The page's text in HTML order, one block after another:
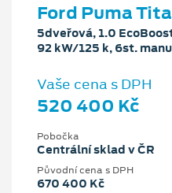
Ford Puma
5dveřová, 1.0
92 kW/125 k, 6st.
Vaše cena s DPH
520 400 Kč
Pobočka
Centrální sklad v ČR
Původní cena s DPH
670 400 Kč